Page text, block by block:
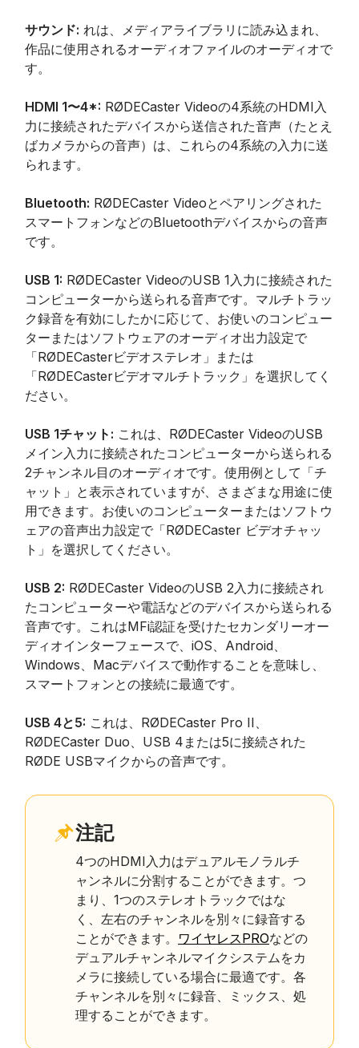
サウンド: れは、メディアライブラリに読み込まれ、
作品に使用されるオーディオファイルのオーディオで
す。
HDMI 1〜4*: RØDECaster Videoの4系統のHDMI入
力に接続されたデバイスから送信された音声（たとえ
ばカメラからの音声）は、これらの4系統の入力に送
られます。
Bluetooth: RØDECaster Videoとペアリングされた
スマートフォンなどのBluetoothデバイスからの音声
です。
USB 1: RØDECaster VideoのUSB 1入力に接続された
コンピューターから送られる音声です。マルチトラッ
ク録音を有効にしたかに応じて、お使いのコンピュー
ターまたはソフトウェアのオーディオ出力設定で
「RØDECasterビデオステレオ」または
「RØDECasterビデオマルチトラック」を選択してく
ださい。
USB 1チャット: これは、RØDECaster VideoのUSB
メイン入力に接続されたコンピューターから送られる
2チャンネル目のオーディオです。使用例として「チ
ャット」と表示されていますが、さまざまな用途に使
用できます。お使いのコンピューターまたはソフトウ
ェアの音声出力設定で「RØDECaster ビデオチャッ
ト」を選択してください。
USB 2: RØDECaster VideoのUSB 2入力に接続され
たコンピューターや電話などのデバイスから送られる
音声です。これはMFi認証を受けたセカンダリーオー
ディオインターフェースで、iOS、Android、
Windows、Macデバイスで動作することを意味し、
スマートフォンとの接続に最適です。
USB 4と5: これは、RØDECaster Pro II、
RØDECaster Duo、USB 4または5に接続された
RØDE USBマイクからの音声です。
注記
4つのHDMI入力はデュアルモノラルチ
ャンネルに分割することができます。つ
まり、1つのステレオトラックではな
く、左右のチャンネルを別々に録音する
ことができます。 ワイヤレスPROなどの
デュアルチャンネルマイクシステムをカ
メラに接続している場合に最適です。各
チャンネルを別々に録音、ミックス、処
理することができます。